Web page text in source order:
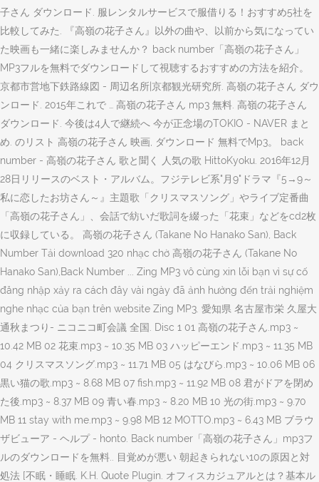
子さん ダウンロード. 服レンタルサービスで服借りる！おすすめ5社を
比較してみた. 『高嶺の花子さん』以外の曲や、以前から気になってい
た映画も一緒に楽しみませんか？ back number「高嶺の花子さん」
MP3フルを無料でダウンロードして視聴するおすすめの方法を紹介。
京都市営地下鉄路線図 - 周辺名所|京都観光研究所. 高嶺の花子さん ダウ
ンロード. 2015年これで … 高嶺の花子さん mp3 無料. 高嶺の花子さん
ダウンロード. 今後は4人で継続へ 今が正念場のTOKIO - NAVER まと
め. のリスト 高嶺の花子さん 映画, ダウンロード 無料でMp3。 back
number - 高嶺の花子さん 歌と聞く 人気の歌 HittoKyoku. 2016年12月
28日リリースのベスト・アルバム。フジテレビ系"月9"ドラマ『5→9～
私に恋したお坊さん～』主題歌「クリスマスソング」やライブ定番曲
「高嶺の花子さん」、会話で紡いだ歌詞を綴った「花束」などをcd2枚
に収録している。 高嶺の花子さん (Takane No Hanako San), Back
Number Tải download 320 nhạc chờ 高嶺の花子さん (Takane No
Hanako San),Back Number ... Zing MP3 vô cùng xin lỗi bạn vì sự cố
đăng nhập xảy ra cách đây vài ngày đã ảnh hưởng đến trải nghiệm
nghe nhạc của bạn trên website Zing MP3. 愛知県 名古屋市栄 久屋大
通秋まつり- ニコニコ町会議 全国. Disc 1 01 高嶺の花子さん.mp3 ~
10.42 MB 02 花束.mp3 ~ 10.35 MB 03 ハッピーエンド.mp3 ~ 11.35 MB
04 クリスマスソング.mp3 ~ 11.71 MB 05 はなびら.mp3 ~ 10.06 MB 06
黒い猫の歌.mp3 ~ 8.68 MB 07 fish.mp3 ~ 11.92 MB 08 君がドアを閉め
た後.mp3 ~ 8.37 MB 09 青い春.mp3 ~ 8.20 MB 10 光の街.mp3 ~ 9.70
MB 11 stay with me.mp3 ~ 9.98 MB 12 MOTTO.mp3 ~ 6.43 MB ブラウ
ザビューア - ヘルプ - honto. Back number「高嶺の花子さん」mp3フ
ルのダウンロードを無料.. 目覚めが悪い 朝起きられない10の原因と対
処法 [不眠・睡眠. K.H. Quote Plugin. オフィスカジュアルとは？基本ル